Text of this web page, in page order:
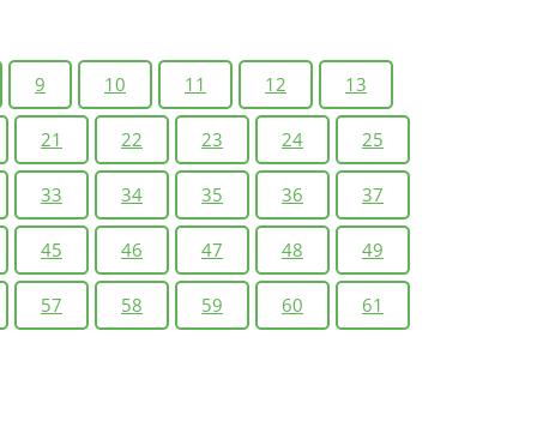
9 10 11 12 13
21 22 23 24 25
33 34 35 36 37
45 46 47 48 49
57 58 59 60 61